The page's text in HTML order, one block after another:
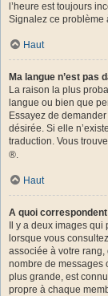
l’heure est toujours
Signalez ce problème
Haut
Ma langue n’est pas
La raison la plus
langue ou bien que
Essayez de
désirée. Si elle
traduction. Vous
®.
Haut
A quoi
Il y a deux images qui
lorsque vous
associée à votre
nombre de messages
plus grande, est
propre à chaque